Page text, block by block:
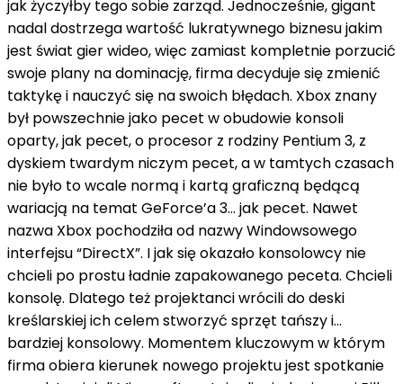
jak życzyłby tego sobie zarząd. Jednocześnie, gigant
nadal dostrzega wartość lukratywnego biznesu jakim
jest świat gier wideo, więc zamiast kompletnie porzucić
swoje plany na dominację, firma decyduje się zmienić
taktykę i nauczyć się na swoich błędach. Xbox znany
był powszechnie jako pecet w obudowie konsoli
oparty, jak pecet, o procesor z rodziny Pentium 3, z
dyskiem twardym niczym pecet, a w tamtych czasach
nie było to wcale normą i kartą graficzną będącą
wariacją na temat GeForce’a 3… jak pecet. Nawet
nazwa Xbox pochodziła od nazwy Windowsowego
interfejsu “DirectX”. I jak się okazało konsolowcy nie
chcieli po prostu ładnie zapakowanego peceta. Chcieli
konsolę. Dlatego też projektanci wrócili do deski
kreślarskiej ich celem stworzyć sprzęt tańszy i…
bardziej konsolowy. Momentem kluczowym w którym
firma obiera kierunek nowego projektu jest spotkanie